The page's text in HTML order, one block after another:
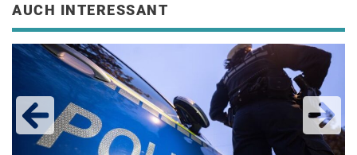
AUCH INTERESSANT